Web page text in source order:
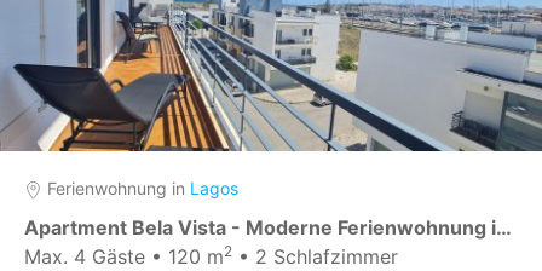
Ferienwohnung in Lagos
Apartment Bela Vista - Moderne Ferienwohnung in Lagos Algarve nahe Meia Praia Strand, Marina & Altstadt
Max. 4 Gäste • 120 m2 • 2 Schlafzimmer